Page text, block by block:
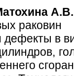
А.В.
раковин
дефекты в